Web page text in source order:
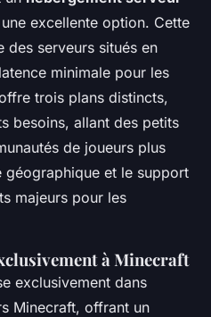
excellente option. Cette
des serveurs situés en
minimale pour les
trois plans distincts,
besoins, allant des petits
de joueurs plus
et le support
majeurs pour les
à Minecraft
exclusivement dans
Minecraft, offrant un